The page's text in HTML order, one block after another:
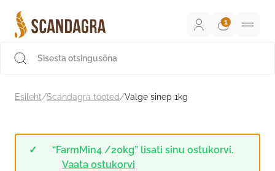
sisu
juurde
Esileht/Scandagra tooted/Valge sinep 1kg
“FarmMin4 /20kg” lisati sinu ostukorvi.
Vaata ostukorvi